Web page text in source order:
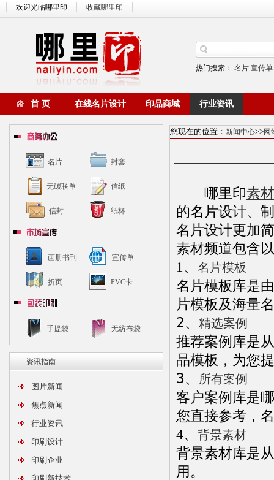
欢迎光临哪里印 收藏哪里印
热门搜索： 名片 宣传单
首 页 在线名片设计 印品商城 行业资讯
名片 封套
无碳联单 信纸
信封 纸杯
画册书刊 宣传单
折页 PVC卡
手提袋 无纺布袋
资讯指南
图片新闻
焦点新闻
行业资讯
印刷设计
印刷企业
您现在的位置： 新闻中心>>网
哪里印素
的名片设计、
名片设计更加
素材频道包含
1、 名片模板
名片模板库是
片模板及海量
2、 精选案例
推荐案例库是
品模板，为您
3、
所有案例
客户案例库是
您直接参考，
4、 背景素材
背景素材库是
用。